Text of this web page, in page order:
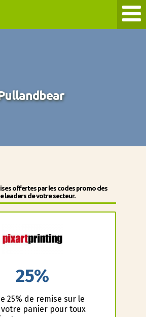
offertes par les codes promo des
leaders de votre secteur.
25%
25% de remise sur le
panier pour toux